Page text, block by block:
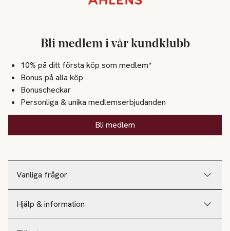
Vanliga frågor
Hjälp & information
Bli medlem i vår kundklubb
10% på ditt första köp som medlem*
Bonus på alla köp
Bonuscheckar
Personliga & unika medlemserbjudanden
Bli medlem